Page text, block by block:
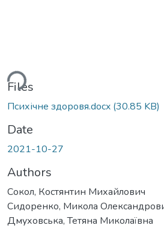
Files
Психічне здоровя.docx (30.85 KB)
Date
2021-10-27
Authors
Сокол, Костянтин Михайлович
Сидоренко, Микола
Дмуховська, Тетяна Миколаївна